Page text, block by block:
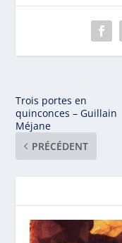
Trois portes en
quinconces – Guillain
Méjane
PRÉCÉDENT